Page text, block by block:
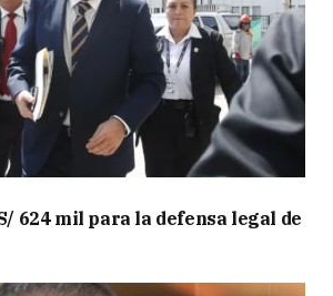
624 mil para la defensa legal de